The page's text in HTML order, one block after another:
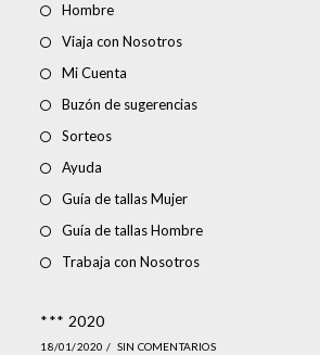
Hombre
Viaja con Nosotros
Mi Cuenta
Buzón de sugerencias
Sorteos
Ayuda
Guía de tallas Mujer
Guía de tallas Hombre
Trabaja con Nosotros
*** 2020
18/01/2020 / SIN COMENTARIOS